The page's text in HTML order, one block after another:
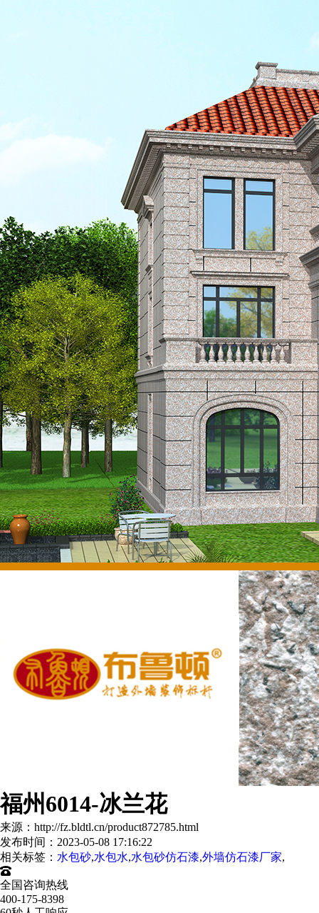
福州6014-冰兰花
来源：http://fz.bldtl.cn/product872785.html
发布时间：2023-05-08 17:16:22
相关标签： 水包砂,水包水,水包砂仿石漆,外墙仿石漆厂家,
全国咨询热线
400-175-8398